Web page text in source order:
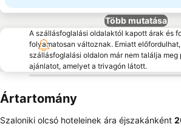
Több mutatása
A szállásfoglalási oldalaktól kapott árak és
folyamatosan változnak. Emiatt
szállásfoglalási oldalon már nem találja
ajánlatot, amelyet a trivagón látott.
Ártartomány
Szaloniki olcsó hoteleinek ára éjszakánként